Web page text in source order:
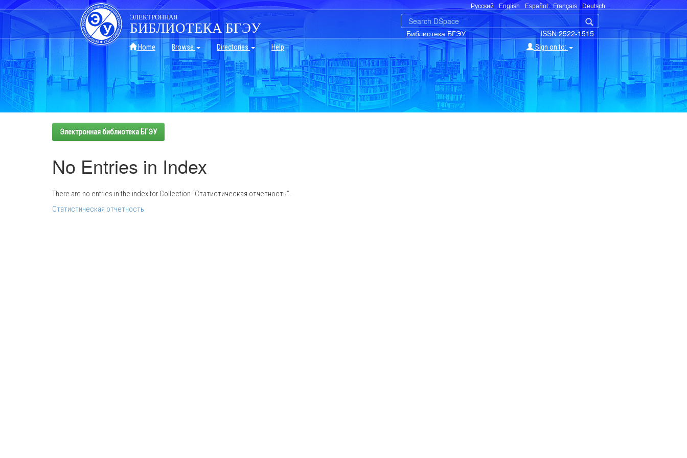
Skip
navigation
Русский English Español Français Deutsch
ISSN 2522-1515
Библиотека БГЭУ
ЭЛЕКТРОННАЯ
БИБЛИОТЕКА БГЭУ
Home Browse Directories Help Sign on to:
Электронная библиотека БГЭУ
No Entries in Index
There are no entries in the index for Collection "Статистическая отчетность".
Статистическая отчетность